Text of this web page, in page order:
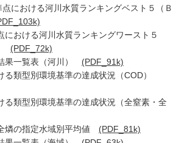
における河川水質ランキングベスト５（Ｂ
における河川水質ランキングワースト５
(PDF_72k)
果一覧表（河川） (PDF_91k)
る類型別環境基準の達成状況（COD）
る類型別環境基準の達成状況（全窒素・全
燐の指定水域別平均値 (PDF_81k)